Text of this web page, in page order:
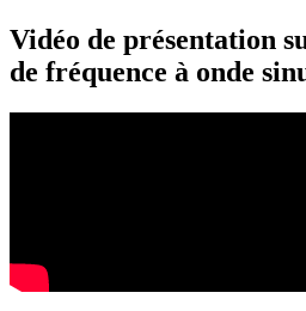
Vidéo de présentation
de fréquence à onde